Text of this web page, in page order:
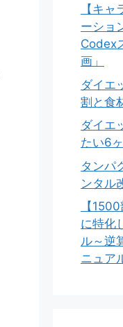
【キ
ーショ
Codex
画」
ダイエ
割と食
ダイエ
たい6
タンパ
ンタル
【
に特化
ル～逆
ニュア